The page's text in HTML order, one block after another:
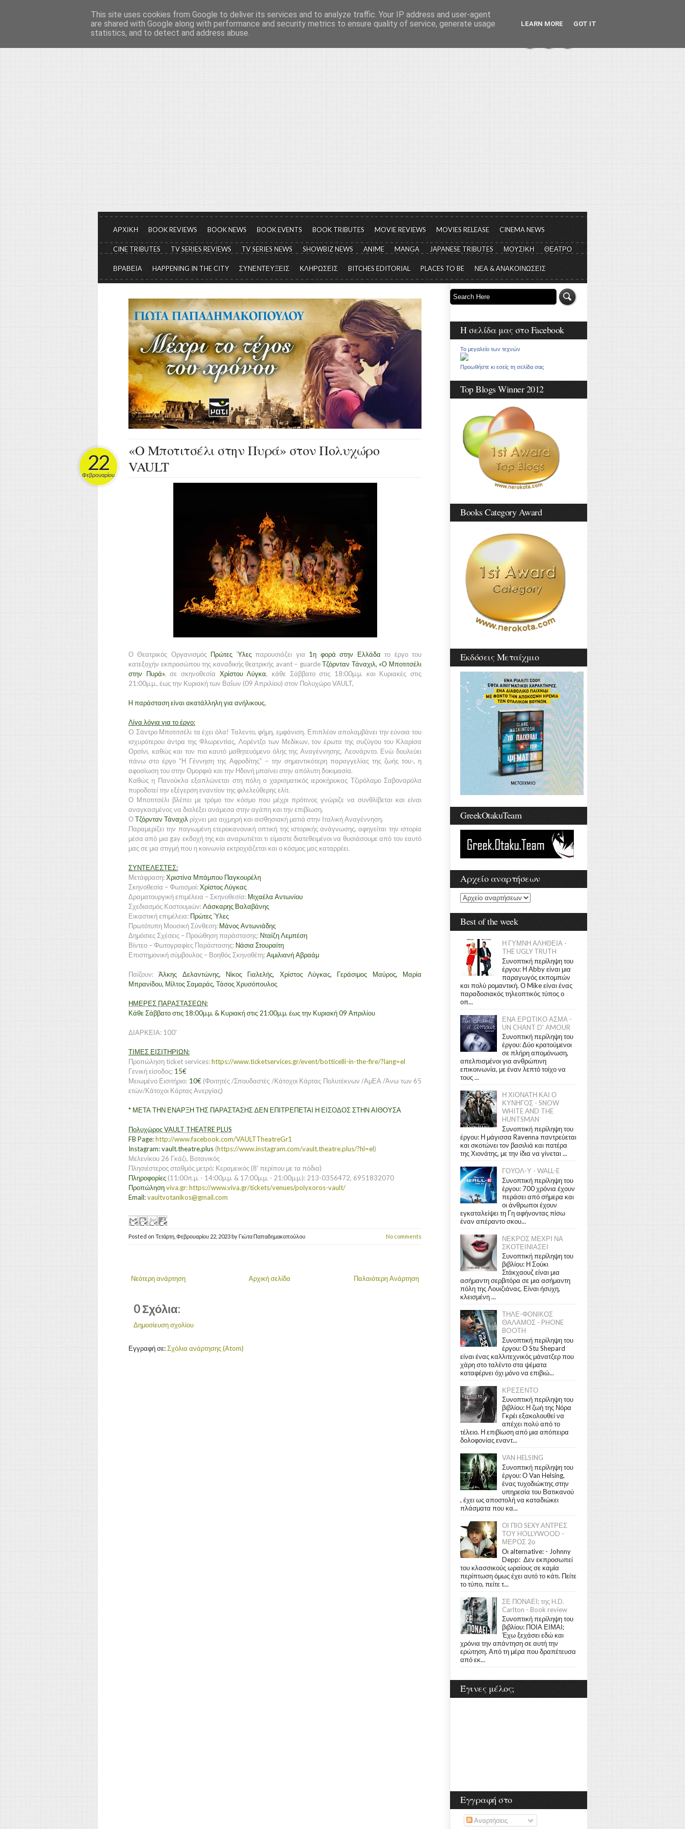
Το μεγαλείο των Τεχνών...
Είμαστε πάντα εδώ για να μιλάμε για τον πολιτισμό, σε κάθε του μορφή και έκταση...
ΑΡΧΙΚΗ BOOK REVIEWS BOOK NEWS BOOK EVENTS BOOK TRIBUTES MOVIE REVIEWS MOVIES RELEASE CINEMA NEWS
CINE TRIBUTES TV SERIES REVIEWS TV SERIES NEWS SHOWBIZ NEWS ANIME MANGA JAPANESE TRIBUTES ΜΟΥΣΙΚΗ ΘΕΑΤΡΟ
ΒΡΑΒΕΙΑ HAPPENING IN THE CITY ΣΥΝΕΝΤΕΥΞΕΙΣ ΚΛΗΡΩΣΕΙΣ BITCHES EDITORIAL PLACES TO BE ΝΕΑ & ΑΝΑΚΟΙΝΩΣΕΙΣ
«Ο Μποτιτσέλι στην Πυρά» στον Πολυχώρο
VAULT
22
Φεβρουαρίου
Ο Θεατρικός Οργανισμός Πρώτες Ύλεςπαρουσιάζει για 1η φορά στην Ελλάδα το έργο του
κατεξοχήν εκπροσώπου της καναδικής θεατρικής avant – guardeΤζόρνταν Τάναχιλ, «Ο Μποτιτσέλι
στην Πυρά», σε σκηνοθεσία Χρίστου Λύγκα, κάθε Σάββατο στις 18:00μ.μ. και Κυριακές στις
21:00μ.μ., έως την Κυριακή των Βαΐων (09 Απριλίου) στον Πολυχώρο VAULT,
H παράσταση είναι ακατάλληλη για ανήλικους.
Λίγα λόγια για το έργο:
O Σάντρο Μποτιτσέλι τα έχει όλα! Ταλεντο, φήμη, εμφάνιση. Επιπλέον απολαμβάνει την εύνοια του
ισχυρότερου άντρα της Φλωρεντίας, Λορέντζο των Μεδίκων, τον έρωτα της συζύγου του Κλαρίσα
Ορσίνι, καθώς και τον πιο καυτό μαθητευόμενο όλης της Αναγέννησης, Λεονάρντο. Ενώ δουλεύει
πάνω στο έργο “Η Γέννηση της Αφροδίτης” – την σημαντικότερη παραγγελίας της ζωής του-, η
αφοσίωση του στην Ομορφιά και την Ηδονή μπαίνει στην απόλυτη δοκιμασία.
Καθώς η Πανούκλα εξαπλώνεται στη πόλη ο χαρισματικός ιεροκήρυκας Τζιρόλαμο Σαβοναρόλα
πυροδοτεί την εξέγερση εναντίον της φιλελεύθερης ελίτ.
Ο Μποτιτσέλι βλέπει με τρόμο τον κόσμο που μέχρι πρότινος γνώριζε να συνθλίβεται και είναι
αναγκασμένος να διαλέξει ανάμεσα στην αγάπη και την επιβίωση.
ΟΤζόρνταν Τάναχιλ ρίχνει μια αιχμηρή και αισθησιακή ματιά στην Ιταλική Αναγέννηση.
Παραμερίζει την παγιωμένη ετεροκανονική οπτική της ιστορικής ανάγνωσης, αφηγείται την ιστορία
μέσα από μια gay εκδοχή της και αναρωτιέται τι είμαστε διατεθειμένοι να θυσιάσουμε από τον εαυτό
μας σε μια στιγμή που η κοινωνία εκτροχιάζεται και ο κόσμος μας καταρρέει.
ΣΥΝΤΕΛΕΣΤΕΣ:
Μετάφραση:Χριστίνα Μπάμπου Παγκουρέλη
Σκηνοθεσία – Φωτισμοί:Χρίστος Λύγκας
Δραματουργική επιμέλεια – Σκηνοθεσία: Μιχαέλα Αντωνίου
Σχεδιασμός Κοστουμιών:Λάσκαρης Βαλαβάνης
Εικαστική επιμέλεια: Πρώτες Ύλες
Πρωτότυπη Μουσική Σύνθεση: Μάνος Αντωνιάδης
Δημόσιες Σχέσεις – Προώθηση παράστασης: Νταίζη Λεμπέση
Βίντεο – Φωτογραφίες Παράστασης: Νάσια Στουραίτη
Επιστημονική σύμβουλος – Βοηθός Σκηνοθέτη:Αιμιλιανή Αβραάμ
Παίζουν:Άλκης Δελαντώνης, Νίκος Γιαλελής, Χρίστος Λύγκας, Γεράσιμος Μαύρος, Μαρία
Μπρανίδου, Μίλτος Σαμαράς, Τάσος Χρυσόπουλος
ΗΜΕΡΕΣ ΠΑΡΑΣΤΑΣΕΩΝ:
Κάθε Σάββατο στις 18:00μ.μ. & Κυριακή στις 21:00μ.μ. έως την Κυριακή 09 Απριλίου
ΔΙΑΡΚΕΙΑ: 100'
ΤΙΜΕΣ ΕΙΣΙΤΗΡΙΩΝ:
Προπώληση ticket services:https://www.ticketservices.gr/event/botticelli-in-the-fire/?lang=el
Γενική είσοδος: 15€
Μειωμένο Εισιτήριο: 10€(Φοιτητές /Σπουδαστές /Κάτοχοι Κάρτας Πολυτέκνων /ΑμΕΑ /Άνω των 65
ετών/Κάτοχοι Κάρτας Ανεργίας)
* ΜΕΤΑ ΤΗΝ ΕΝΑΡΞΗ ΤΗΣ ΠΑΡΑΣΤΑΣΗΣ ΔΕΝ ΕΠΙΤΡΕΠΕΤΑΙ Η ΕΙΣΟΔΟΣ ΣΤΗΝ ΑΙΘΟΥΣΑ
Πολυχώρος VAULT THEATRE PLUS
FB Page:http://www.facebook.com/VAULTTheatreGr1
Instagram: vault.theatre.plus (https://www.instagram.com/vault.theatre.plus/?hl=el)
Μελενίκου 26 Γκάζι, Βοτανικός
Πλησιέστερος σταθμός μετρό: Κεραμεικός (8' περίπου με τα πόδια)
Πληροφορίες (11:00π.μ. - 14:00μ.μ. & 17:00μ.μ. - 21:00μ.μ.): 213-0356472, 6951832070
Προπώλησηviva.gr:https://www.viva.gr/tickets/venues/polyxoros-vault/
Email:vaultvotanikos@gmail.com
Posted on Τετάρτη, Φεβρουαρίου 22, 2023 by Γιώτα Παπαδημακοπούλου No comments
Νεότερη ανάρτηση Παλαιότερη Ανάρτηση
Αρχική σελίδα
0 Σχόλια:
Δημοσίευση σχολίου
Εγγραφή σε:Σχόλια ανάρτησης (Atom)
Η σελίδα μας στο Facebook
Το μεγαλείο των τεχνών
Προωθήστε κι εσείς τη σελίδα σας
Top Blogs Winner 2012
Books Category Award
Εκδόσεις Μεταίχμιο
GreekOtakuTeam
Αρχείο αναρτήσεων
Best of the week
Η ΓΥΜΝΗ ΑΛΗΘΕΙΑ -
THE UGLY TRUTH
Συνοπτική περίληψη του
έργου: Η Abby είναι μια
παραγωγός εκπομπών
και πολύ ρομαντική. Ο Mike είναι ένας
παραδοσιακός τηλεοπτικός τύπος ο
οπ...
ΕΝΑ ΕΡΩΤΙΚΟ ΑΣΜΑ -
UN CHANT D' AMOUR
Συνοπτική περίληψη του
έργου: Δύο κρατούμενοι
σε πλήρη απομόνωση,
απελπισμένοι για ανθρώπινη
επικοινωνία, με έναν λεπτό τοίχο να
τους ...
Η ΧΙΟΝΑΤΗ ΚΑΙ Ο
ΚΥΝΗΓΟΣ - SNOW
WHITE AND THE
HUNTSMAN
Συνοπτική περίληψη του
έργου: Η μάγισσα Ravenna παντρεύεται
και σκοτώνει τον βασιλιά και πατέρα
της Χιονάτης, με την ίδια να γίνεται ...
ΓΟΥΟΛ-Υ - WALL-E
Συνοπτική περίληψη του
έργου: 700 χρόνια έχουν
περάσει από σήμερα και
οι άνθρωποι έχουν
εγκαταλείψει τη Γη αφήνοντας πίσω
έναν απέραντο σκου...
ΝΕΚΡΟΣ ΜΕΧΡΙ ΝΑ
ΣΚΟΤΕΙΝΙΑΣΕΙ
Συνοπτική περίληψη του
βιβλίου: Η Σούκι
Στάκχαουζ είναι μια
ασήμαντη σερβιτόρα σε μια ασήμαντη
πόλη της Λουιζιάνας. Είναι ήσυχη,
κλεισμένη ...
ΤΗΛΕ-ΦΟΝΙΚΟΣ
ΘΑΛΑΜΟΣ - PHONE
BOOTH
Συνοπτική περίληψη του
έργου: Ο Stu Shepard
είναι ένας καλλιτεχνικός μάνατζερ που
χάρη στο ταλέντο στα ψέματα
καταφέρνει όχι μόνο να επιβιώ...
ΚΡΕΣΕΝΤΟ
Συνοπτική περίληψη του
βιβλίου: Η ζωή της Νόρα
Γκρέι εξακολουθεί να
απέχει πολύ από το
τέλειο. Η επιβίωση από μια απόπειρα
δολοφονίας εναντ...
VAN HELSING
Συνοπτική περίληψη του
έργου: Ο Van Helsing,
ένας τυχοδιώκτης στην
υπηρεσία του Βατικανού
, έχει ως αποστολή να καταδιώκει
πλάσματα που κα...
ΟΙ ΠΙΟ SEXY ΑΝΤΡΕΣ
ΤΟΥ HOLLYWOOD -
ΜΕΡΟΣ 2ο
Οι alternative: - Johnny
Depp: Δεν εκπροσωπεί
του κλασσικούς ωραίους σε καμία
περίπτωση όμως έχει αυτό το κάτι. Πείτε
το τύπο, πείτε τ...
ΣΕ ΠΟΝΑΕΙ; της H.D.
Carlton - Book review
Συνοπτική περίληψη του
βιβλίου: ΠΟΙΑ ΕΙΜΑΙ;
Έχω ξεχάσει εδώ και
χρόνια την απάντηση σε αυτή την
ερώτηση. Από τη μέρα που δραπέτευσα
από εκ...
Έγινες μέλος;
Εγγραφή στο
Αναρτήσεις
This site uses cookies from Google to deliver its services and to analyze traffic. Your IP address and user-agent
are shared with Google along with performance and security metrics to ensure quality of service, generate usage
statistics, and to detect and address abuse.
LEARN MORE GOT IT